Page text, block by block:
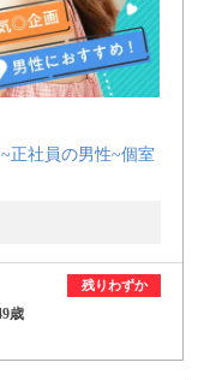
正社員の男性~個室
残りわずか
歳